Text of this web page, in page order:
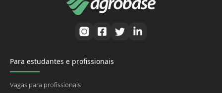
Para estudantes e profissionais
Vagas para profissionais